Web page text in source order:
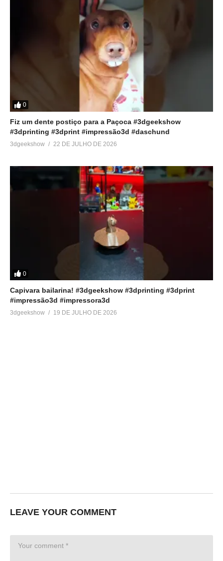
0
Fiz um dente postiço para a Paçoca #3dgeekshow
#3dprinting #3dprint #impressão3d #daschund
3dgeekshow 22 DE JULHO DE 2026
0
Capivara bailarina! #3dgeekshow #3dprinting #3dprint
#impressão3d #impressora3d
3dgeekshow 19 DE JULHO DE 2026
LEAVE YOUR COMMENT